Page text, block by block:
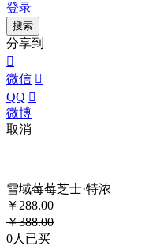
登录
搜索
分享到

微信 
QQ 
微博
取消
雪域莓莓芝士·特浓
￥ 288.00
￥388.00
0人已买